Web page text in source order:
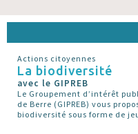
Actions citoyennes
La biodiversité
avec le GIPREB
Le Groupement d’intérêt
de Berre (GIPREB) vous
biodiversité sous forme de